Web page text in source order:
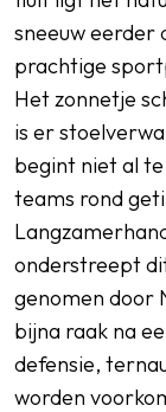
sneeuw eerder
prachtige
Het zonnetje
is er
begint niet al
teams rond
onderstreept
genomen door
bijna raak na
defensie,
worden